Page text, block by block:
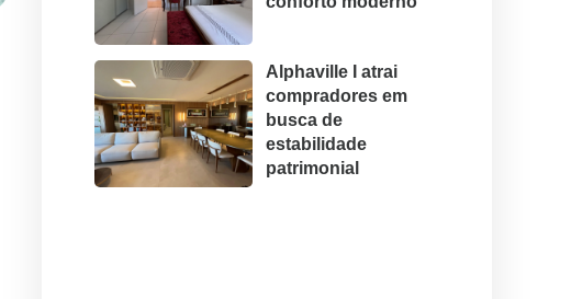
Alphaville I atrai
compradores em
busca de
estabilidade
patrimonial